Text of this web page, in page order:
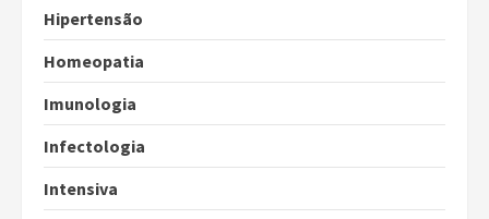
Hipertensão
Homeopatia
Imunologia
Infectologia
Intensiva